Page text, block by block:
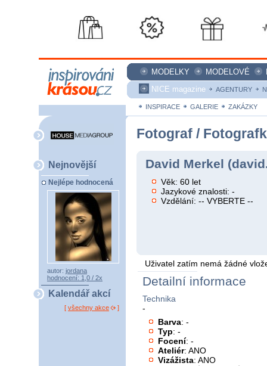
MODELKY MODELOVÉ
NICE magazine
AGENTURY
INSPIRACE GALERIE ZAKÁZKY
Nejnovější
Nejlépe hodnocená
autor: jordana
hodnocení: 1,0 / 2x
Kalendář akcí
[ všechny akce ]
Fotograf /
David Merkel
Věk: 60 let
Jazykové znalosti: -
Vzdělání: -- VYBERTE --
Uživatel zatím nemá žádné
Detailní informace
Technika
-
Barva: -
Typ: -
Focení: -
Ateliér: ANO
Vizážista: ANO